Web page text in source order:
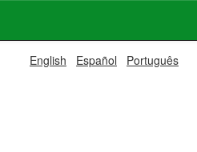
English Español Português